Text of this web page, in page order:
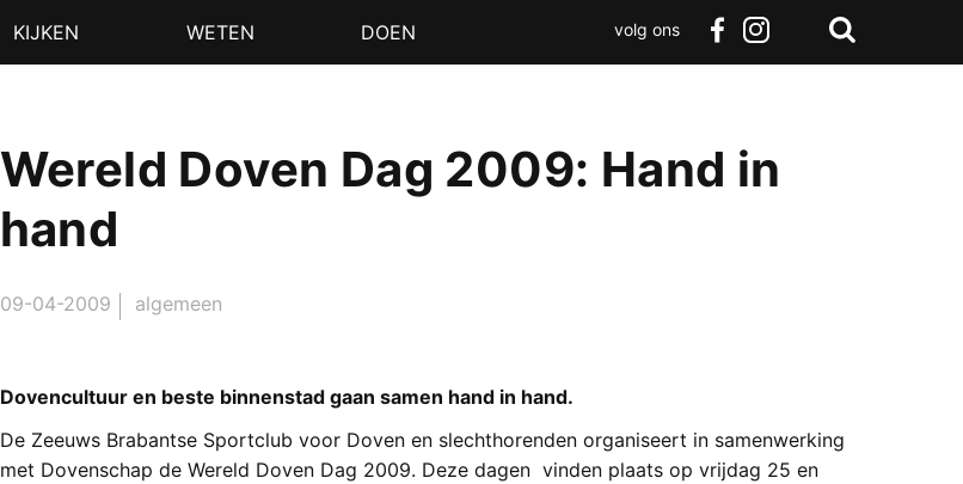
KIJKEN WETEN DOEN
volg ons
Wereld Doven Dag 2009: Hand in
hand
09-04-2009 algemeen
Dovencultuur en beste binnenstad gaan samen hand in hand.
De Zeeuws Brabantse Sportclub voor Doven en slechthorenden organiseert in samenwerking
met Dovenschap de Wereld Doven Dag 2009. Deze dagen vinden plaats op vrijdag 25 en
Zoeken
Terug